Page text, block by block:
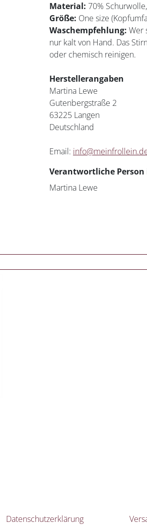
Material: 70%
Größe: One size
Waschempfehlung: Wer
nur kalt von Hand. Das
oder chemisch reinigen.
Herstellerangaben
Martina Lewe
Gutenbergstraße 2
63225 Langen
Deutschland
Email:
Verantwortliche Person
Martina Lewe
Datenschutzerklärung